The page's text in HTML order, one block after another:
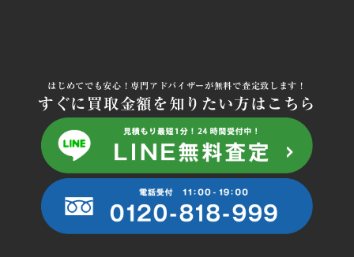
はじめてでも安心！専門アドバイザーが無料で査定致します！
すぐに買取金額を知りたい方はこちら